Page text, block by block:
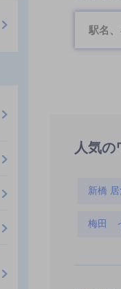
人気の
新橋
梅田